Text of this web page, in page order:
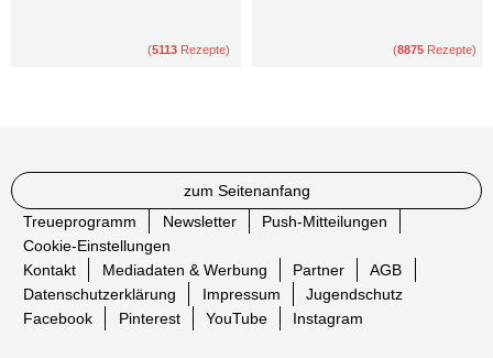
(5113 Rezepte) (8875 Rezepte)
zum Seitenanfang
Treueprogramm
Newsletter
Push-Mitteilungen
Cookie-Einstellungen
Kontakt
Mediadaten & Werbung Partner
AGB
Datenschutzerklärung
Impressum
Jugendschutz
Facebook
Pinterest YouTube Instagram